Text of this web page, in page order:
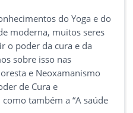
do Yoga e do
moderna, muitos seres
o poder da cura e da
sobre isso nas
e Neoxamanismo
de Cura e
também a “A saúde